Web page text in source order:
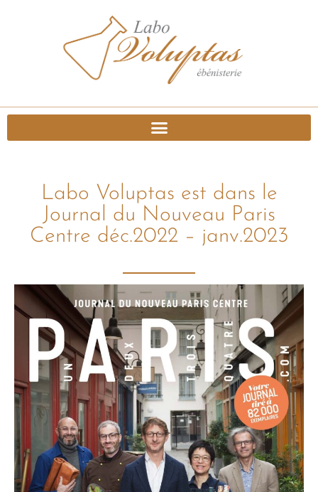
Labo Voluptas est dans le
Journal du Nouveau Paris
Centre déc.2022 – janv.2023